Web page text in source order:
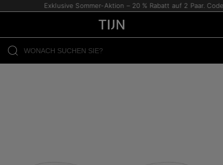
Exklusive Sommer-Aktion – 20 % Rabatt auf 2 Paar.